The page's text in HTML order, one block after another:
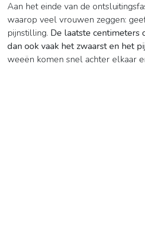
Aan het einde van de
waarop veel vrouwen zeggen:
pijnstilling. De laatste centimeters
dan ook vaak het zwaarst en het
weeën komen snel achter elkaar